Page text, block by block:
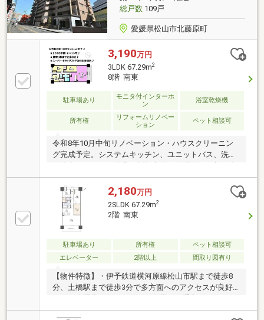
総戸数109戸
愛媛県松山市北藤原町
3,190万円
3LDK 67.29m2
8階 南東
駐車場あり
モニタ付インターホ
ン
浴室乾燥機
所有権
リフォームリノベー
ション
ペット相談可
令和8年10月中旬リノベーション・ハウスクリーニン
グ完成予定。システムキッチン、ユニットバス、洗面
室クロスと床材も貼り替え予定です。住宅ローンや諸
費用を含めた購入総額についてもご相談いただけま
す。
2,180万円
2SLDK 67.29m2
2階 南東
駐車場あり 所有権
ペット相談可
エレベーター
2階以上 間取り図有り
【物件特徴】・伊予鉄道横河原線松山市駅まで徒歩8
分、土橋駅まで徒歩3分で多方面へのアクセスが良好
く清潔感のある空間が保てます・白を基調とした明る